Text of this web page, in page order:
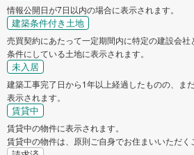
情報公開日が7日以内の場合に表示されます。
建築条件付き土地
売買契約にあたって一定期間内に特定の建設会
条件にしている土地に表示されます。
未入居
建築工事完了日から1年以上経過したものの、ま
表示されます。
賃貸中
賃貸中の物件に表示されます。
賃貸中の物件は、原則ご自身でお住まいいただく